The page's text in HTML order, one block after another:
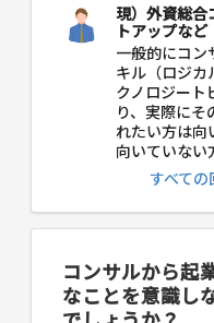
現）外資総合
トアップなど
一般的にコン
キル（ロジカ
クノロジート
り、実際にそ
れたい方は向
向いていない
すべての
コンサルから起
なことを意識し